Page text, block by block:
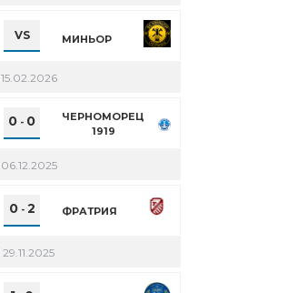
VS МИНЬОР
15.02.2026
0 - 0
ЧЕРНОМОРЕЦ
1919
06.12.2025
0- 2 ФРАТРИЯ
29.11.2025